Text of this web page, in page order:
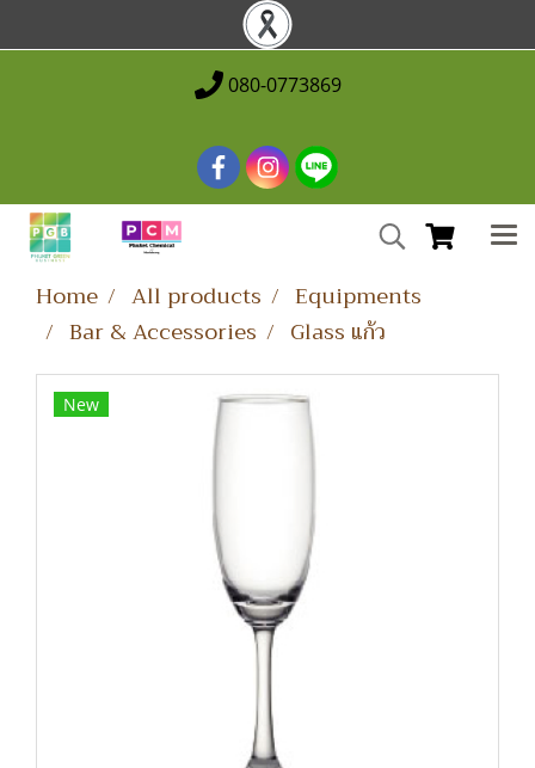
080-0773869
Home All products
Equipments
Bar & Accessories
Glass แก้ว
New